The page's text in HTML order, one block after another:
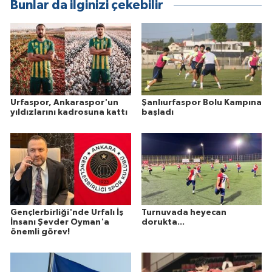
Bunlar da ilginizi çekebilir
Urfaspor, Ankaraspor'un
yıldızlarını kadrosuna kattı
Şanlıurfaspor Bolu Kampına
başladı
Gençlerbirliği'nde Urfalı İş
İnsanı Şevder Oyman'a
önemli görev!
Turnuvada heyecan
dorukta...